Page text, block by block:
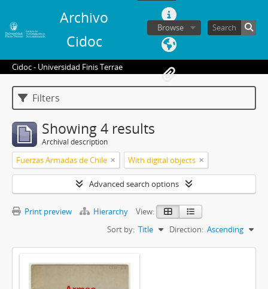
Archivo
Cidoc
Browse
Cidoc - Universidad Finis Terrae
Filters
Showing 4 results
Archival description
Fuerzas Armadas de Chile With digital objects
Advanced search options
Print preview Hierarchy
View:
Sort by: Title Direction: Ascending